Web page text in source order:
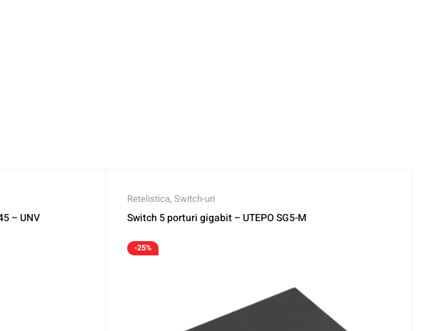
– UNV
Retelistica, Switch-uri
Switch 5 porturi gigabit – UTEPO SG5-M
-25%